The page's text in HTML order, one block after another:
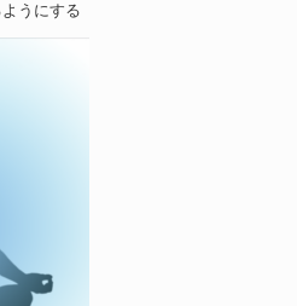
うにする